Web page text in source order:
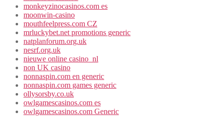
monkeyzinocasinos.com es
moonwin-casino
mouthfeelpress.com CZ
mrluckybet.net promotions generic
natplanforum.org.uk
nesrf.org.uk
nieuwe online casino_nl
non UK casino
nonnaspin.com en generic
nonnaspin.com games generic
ollysorsby.co.uk
owlgamescasinos.com es
owlgamescasinos.com Generic